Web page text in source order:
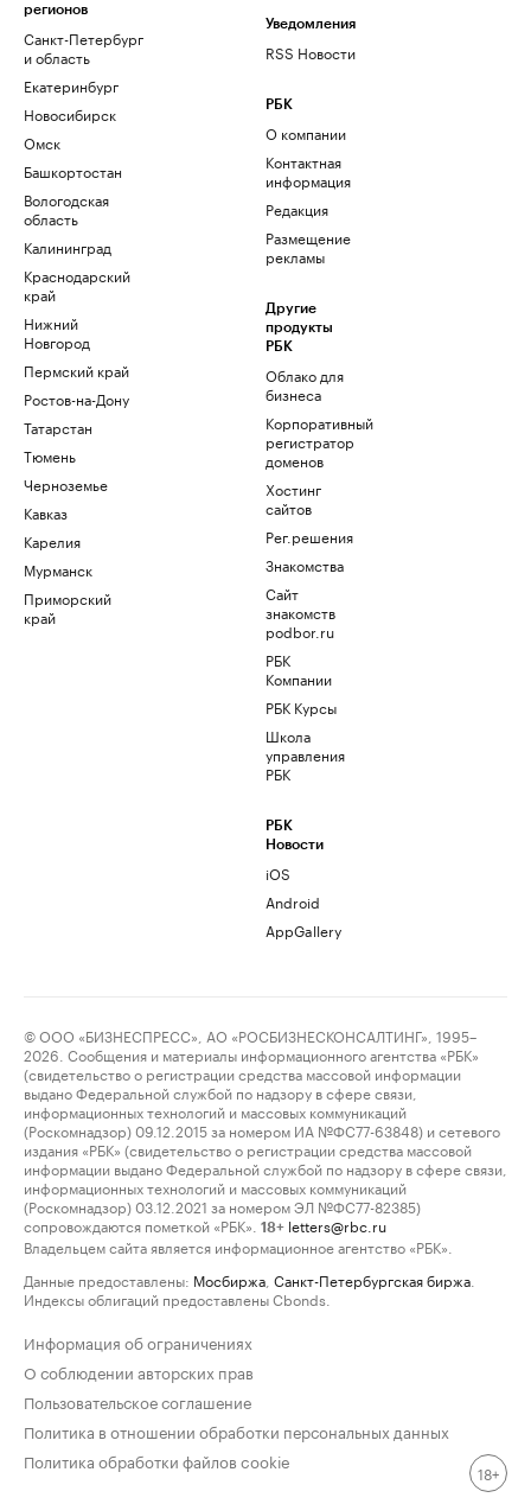
регионов
Санкт-Петербург
и область
Екатеринбург
Новосибирск
Омск
Башкортостан
Вологодская
область
Калининград
Краснодарский
край
Нижний
Новгород
Пермский край
Ростов-на-Дону
Татарстан
Тюмень
Черноземье
Кавказ
Карелия
Мурманск
Приморский
край
Уведомления
RSS Новости
РБК
О компании
Контактная
информация
Редакция
Размещение
рекламы
Другие
продукты
РБК
Облако для
бизнеса
Корпоративный
регистратор
доменов
Хостинг
сайтов
Рег.решения
Знакомства
Сайт
знакомств
podbor.ru
РБК
Компании
РБК Курсы
Школа
управления
РБК
РБК
Новости
iOS
Android
AppGallery
© ООО «БИЗНЕСПРЕСС», АО «РОСБИЗНЕСКОНСАЛТИНГ», 1995–
2026. Сообщения и материалы информационного агентства «РБК»
(свидетельство о регистрации средства массовой информации
выдано Федеральной службой по надзору в сфере связи,
информационных технологий и массовых коммуникаций
(Роскомнадзор) 09.12.2015 за номером ИА №ФС77-63848) и сетевого
издания «РБК» (свидетельство о регистрации средства массовой
информации выдано Федеральной службой по надзору в сфере связи,
информационных технологий и массовых коммуникаций
(Роскомнадзор) 03.12.2021 за номером ЭЛ №ФС77-82385)
сопровождаются пометкой «РБК».
18+ letters@rbc.ru
Владельцем сайта является информационное агентство «РБК».
Данные предоставлены: Мосбиржа Санкт-Петербургская биржа
Индексы облигаций предоставлены Cbonds.
Информация об ограничениях
О соблюдении авторских прав
Пользовательское соглашение
Политика в отношении обработки персональных данных
Политика обработки файлов cookie
18+